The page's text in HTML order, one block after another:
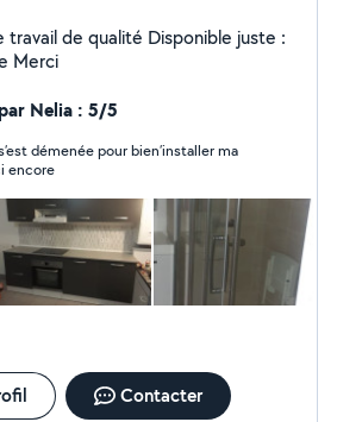
de qualité Disponible juste :
Samedi et dimanche Merci
Nelia : 5/5
démenée pour bien’installer ma
encore
Contacter